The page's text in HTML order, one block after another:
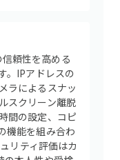
頼性を高める
。IPアドレスの
ラによるスナッ
スクリーン離脱
間の設定、コピ
機能を組み合わ
リティ評価はカ